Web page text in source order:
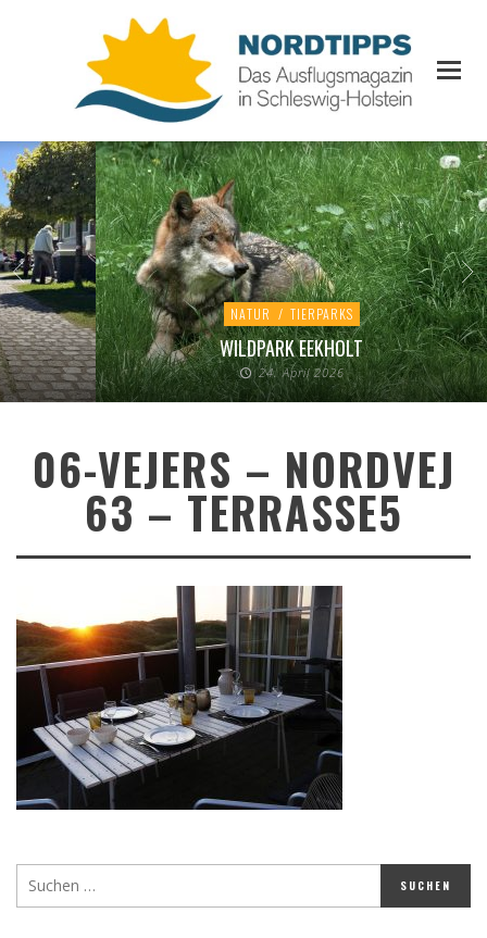
NATUR / TIERPARKS
WILDPARK EEKHOLT
24. April 2026
06-VEJERS – NORDVEJ
63 – TERRASSE5